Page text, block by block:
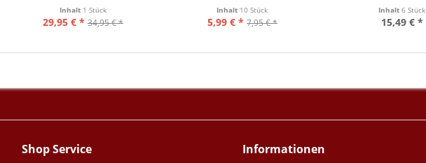
Inhalt 1 Stück
29,95 € * 34,95 € *
Inhalt 10 Stück
5,99 € * 7,95 € *
Inhalt6 Stück
15,49 € *
Shop Service Informationen